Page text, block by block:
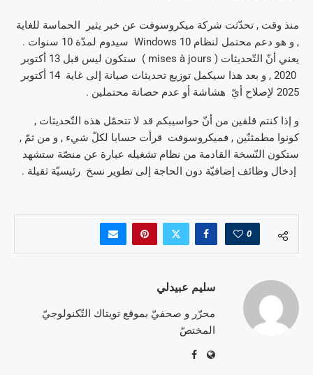
منذ وقت , تحدّثت شركة ميكروسوفت عن خبر يثير الحماسة للغاية
, و هو دعم محتمل لنظام Windows 10 سيدوم لمدّة 10 سنوات .
يعني أنّ التّحديثات ( mises à jours ) ستكون ليس قبل 13 أكتوبر
2020 , و بعد هذا سيكمل توزيع تحديثات صيانة إلى غاية 14 أكتوبر
2025 لإصلاح أيّ هشاشة أو عدم حصانة محتملين .
و إذا كنتم قلقين من أنّ حواسيبكم قد لا تتحمّل هذه التّحديثات ,
كونوا مطمئنّين , فميكروسوفت قرأت حسابا لكلّ شيء , و من ثمّ ,
ستكون النّسخة القادمة من نظام تشغيله عبارة عن منصّة ستشهد
إدخال وظائف إضافيّة دون الحاجة إلى تطوير نسخ رئيسيّة ثقيلة .
0
سليم عبيدلي
محرّر و صحفيّ بموقع تويتاك التّكنولوجيّ
المختصّ